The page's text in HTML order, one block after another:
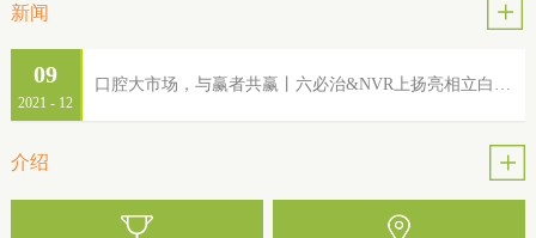
新闻
2021 - 12
09
介绍